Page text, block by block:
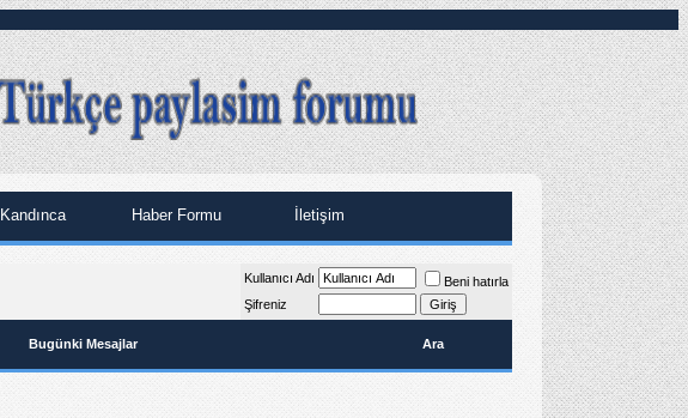
Kandınca Haber Formu İletişim
Kullanıcı Adı
Beni hatırla
Şifreniz
Bugünki Mesajlar Ara